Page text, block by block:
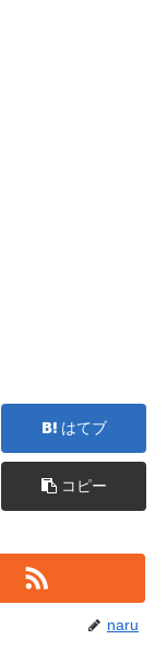
はてブ
コピー
naru